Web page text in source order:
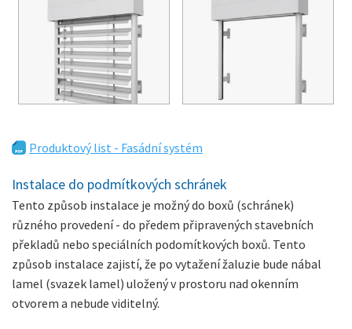
Produktový list - Fasádní systém
Instalace do podmítkových schránek
Tento způsob instalace je možný do boxů (schránek)
různého provedení - do předem připravených stavebních
překladů nebo speciálních podomítkových boxů. Tento
způsob instalace zajistí, že po vytažení žaluzie bude nábal
lamel (svazek lamel) uložený v prostoru nad okenním
otvorem a nebude viditelný.